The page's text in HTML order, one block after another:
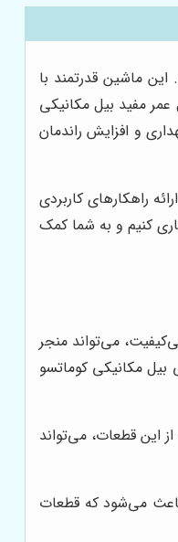
ماشین قدرتمند با
مفید بیل مکانیکی
و افزایش راندمان
راهکارهای کاربردی
کنیم و به شما کمک
می‌تواند منجر
مکانیکی کوماتسو
این قطعات، می‌تواند
باعث می‌شود که قطعات